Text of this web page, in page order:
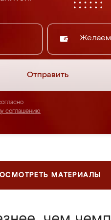
Отправить
соглашению
МАТЕРИАЛЫ